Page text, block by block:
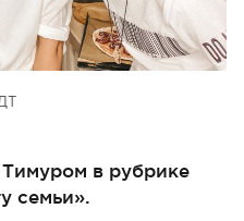
в рубрике
семьи».